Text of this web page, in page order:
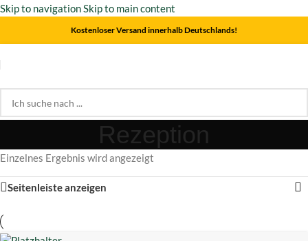
Skip to navigationSkip to main content
Kostenloser Versand innerhalb Deutschlands!
Rezeption
Einzelnes Ergebnis wird angezeigt
Seitenleiste anzeigen